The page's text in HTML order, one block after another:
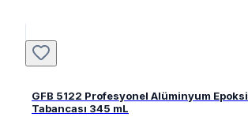
GFB 5122 Profesyonel Alüminyum Epoksi
Tabancası 345 mL